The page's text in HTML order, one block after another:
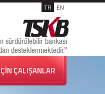
TR EN
ÇALIŞANLAR